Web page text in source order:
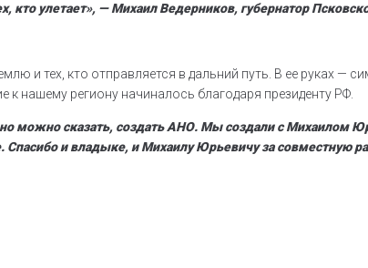
кто улетает», — Михаил Ведерников, губернатор
и тех, кто отправляется в дальний путь. В ее руках —
нашему региону начиналось благодаря президенту РФ.
можно сказать, создать АНО. Мы создали с Михаилом
и владыке, и Михаилу Юрьевичу за совместную